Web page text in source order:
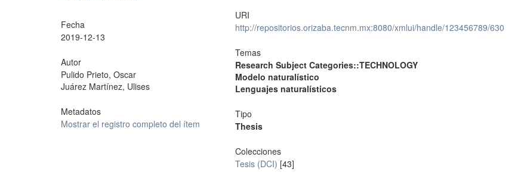
Fecha
2019-12-13
Autor
Pulido Prieto, Oscar
Juárez Martínez, Ulises
Metadatos
Mostrar el registro completo del ítem
URI
http://repositorios.orizaba.tecnm.mx:8080/xmlui/handle/123456789/630
Temas
Research Subject Categories::TECHNOLOGY
Modelo naturalístico
Lenguajes naturalísticos
Tipo
Thesis
Colecciones
Tesis (DCI) [43]